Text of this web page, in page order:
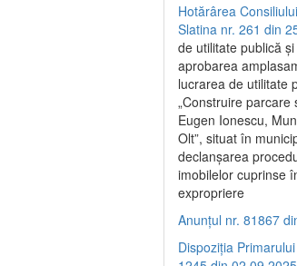
Hotărârea
Slatina nr. 261 din
de utilitate publică
aprobarea
lucrarea de utilitate
„Construire
Eugen Ionescu,
Olt”, situat în
declanșarea
imobilelor cuprinse
expropriere
Anunțul nr. 81867
Dispoziția